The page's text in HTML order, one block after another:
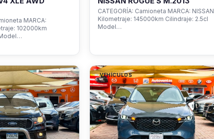
MARCA:
102000km
CATEGORÍA: Camioneta MARCA: NISSAN
Kilometraje: 145000km Cilindraje: 2.5cl
Model…
VEHÍCULOS